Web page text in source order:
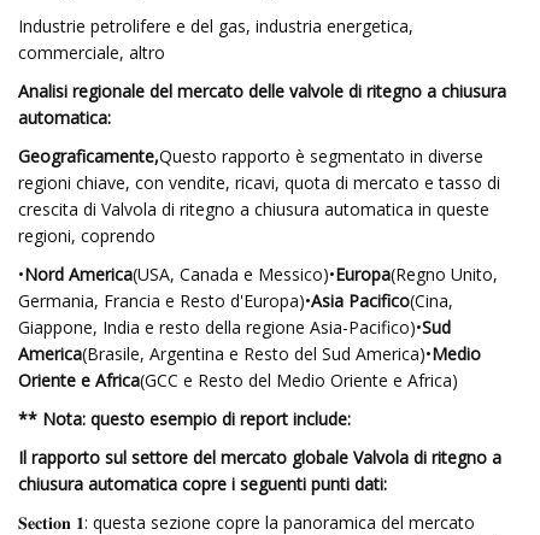
Industrie petrolifere e del gas, industria energetica,
commerciale, altro
Analisi regionale del mercato delle valvole di ritegno a chiusura
automatica:
Geograficamente,Questo rapporto è segmentato in diverse
regioni chiave, con vendite, ricavi, quota di mercato e tasso di
crescita di Valvola di ritegno a chiusura automatica in queste
regioni, coprendo
•Nord America(USA, Canada e Messico)•Europa(Regno Unito,
Germania, Francia e Resto d'Europa)•Asia Pacifico(Cina,
Giappone, India e resto della regione Asia-Pacifico)•Sud
America(Brasile, Argentina e Resto del Sud America)•Medio
Oriente e Africa(GCC e Resto del Medio Oriente e Africa)
** Nota: questo esempio di report include:
Il rapporto sul settore del mercato globale Valvola di ritegno a
chiusura automatica copre i seguenti punti dati:
𝐒𝐞𝐜𝐭𝐢𝐨𝐧 𝟏: questa sezione copre la panoramica del mercato